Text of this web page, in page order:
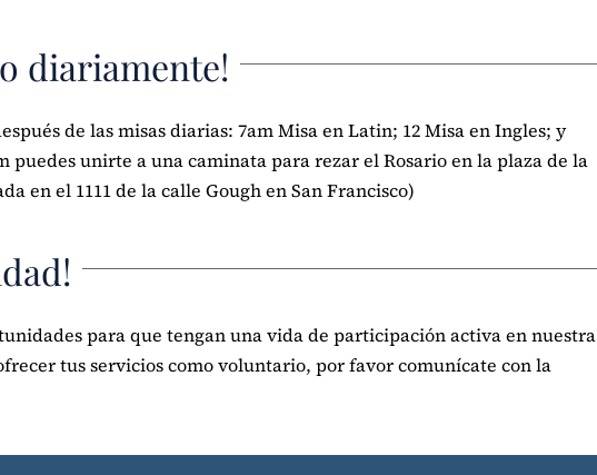
diariamente!
de las misas diarias: 7am Misa en Latin; 12 Misa en Ingles; y
puedes unirte a una caminata para rezar el Rosario en la plaza de la
en el 1111 de la calle Gough en San Francisco)
para que tengan una vida de participación activa en nuestra
tus servicios como voluntario, por favor comunícate con la